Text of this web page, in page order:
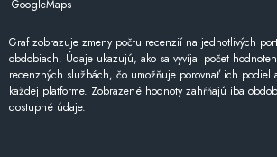
GoogleMaps
Graf zobrazuje zmeny počtu recenzií na jednotlivých
obdobiach. Údaje ukazujú, ako sa vyvíjal počet
recenzných službách, čo umožňuje porovnať ich podiel
každej platforme. Zobrazené hodnoty zahŕňajú iba
dostupné údaje.